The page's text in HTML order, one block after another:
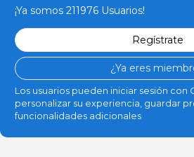
¡Ya somos 211976 Usuarios!
Regístrate
¿Ya eres
Los usuarios pueden iniciar sesión con
personalizar su experiencia, guardar
funcionalidades adicionales